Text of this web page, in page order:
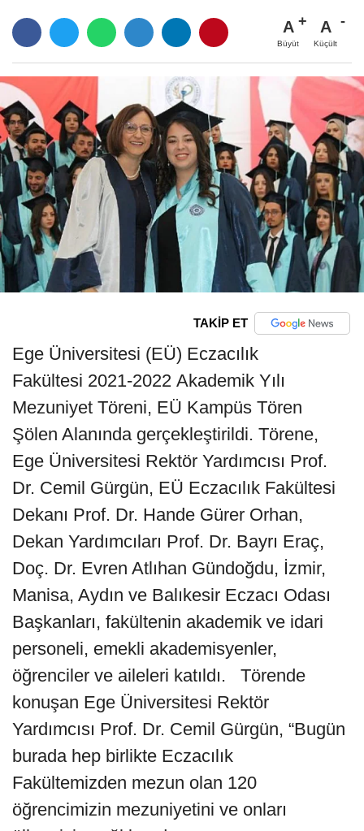
A
Büyüt
A
Küçült
TAKİP ET
Ege Üniversitesi (EÜ) Eczacılık
Fakültesi 2021-2022 Akademik Yılı
Mezuniyet Töreni, EÜ Kampüs Tören
Şölen Alanında gerçekleştirildi. Törene,
Ege Üniversitesi Rektör Yardımcısı Prof.
Dr. Cemil Gürgün, EÜ Eczacılık Fakültesi
Dekanı Prof. Dr. Hande Gürer Orhan,
Dekan Yardımcıları Prof. Dr. Bayrı Eraç,
Doç. Dr. Evren Atlıhan Gündoğdu, İzmir,
Manisa, Aydın ve Balıkesir Eczacı Odası
Başkanları, fakültenin akademik ve idari
personeli, emekli akademisyenler,
öğrenciler ve aileleri katıldı. Törende
konuşan Ege Üniversitesi Rektör
Yardımcısı Prof. Dr. Cemil Gürgün, “Bugün
burada hep birlikte Eczacılık
Fakültemizden mezun olan 120
öğrencimizin mezuniyetini ve onları